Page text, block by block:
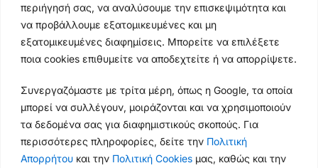
περιήγησή σας, να αναλύσουμε την επισκεψιμότητα και
να προβάλλουμε εξατομικευμένες και μη
εξατομικευμένες διαφημίσεις. Μπορείτε να επιλέξετε
ποια cookies επιθυμείτε να αποδεχτείτε ή να απορρίψετε.
Συνεργαζόμαστε με τρίτα μέρη, όπως η Google, τα οποία
μπορεί να συλλέγουν, μοιράζονται και να χρησιμοποιούν
τα δεδομένα σας για διαφημιστικούς σκοπούς. Για
περισσότερες πληροφορίες, δείτε την Πολιτική
Απορρήτου και την Πολιτική Cookies μας, καθώς και την
210 4929089
Κεντρικό τηλέφωνο
info@thikishop.gr
Δευ - Σάβ: 10:00 - 21:00
ΔΩΡΕΑΝ ΑΠΟΣΤΟΛΗ
για παραγγελίες άνω των 35€